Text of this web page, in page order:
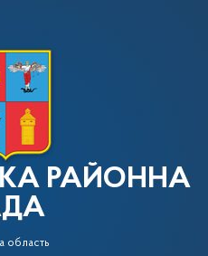
РАЙОННА
область